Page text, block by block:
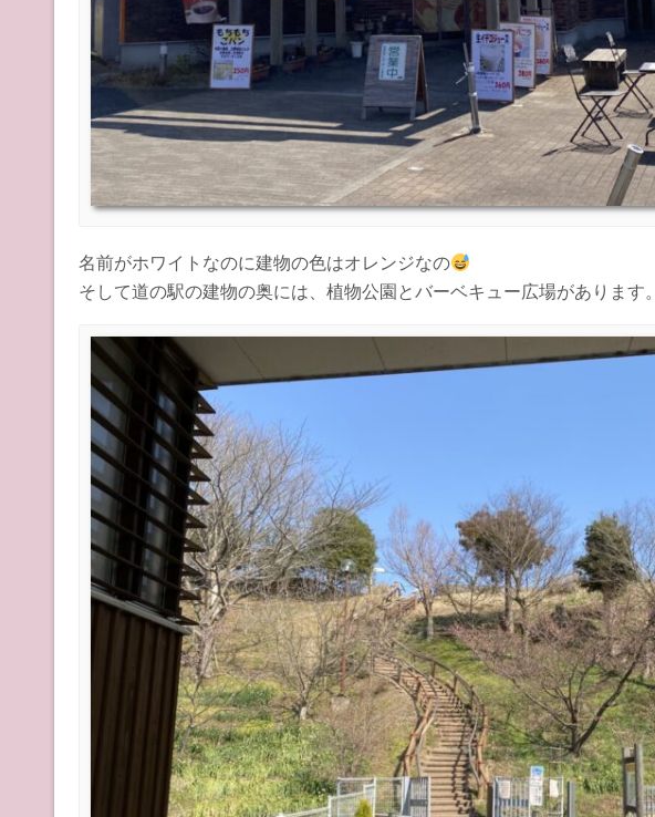
名前がホワイトなのに建物の色はオレンジなの
そして道の駅の建物の奥には、植物公園とバーベキュー広場があります。